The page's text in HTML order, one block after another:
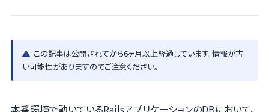
この記事は公開されてから6ヶ月以上経過しています。情報が古
い可能性がありますのでご注意ください。
本番環境で動いているRailsアプリケーションのDBにおいて、